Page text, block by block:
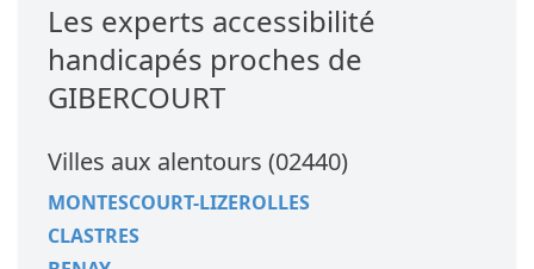
Les experts accessibilité
handicapés proches de
GIBERCOURT
Villes aux alentours (02440)
MONTESCOURT-LIZEROLLES
CLASTRES